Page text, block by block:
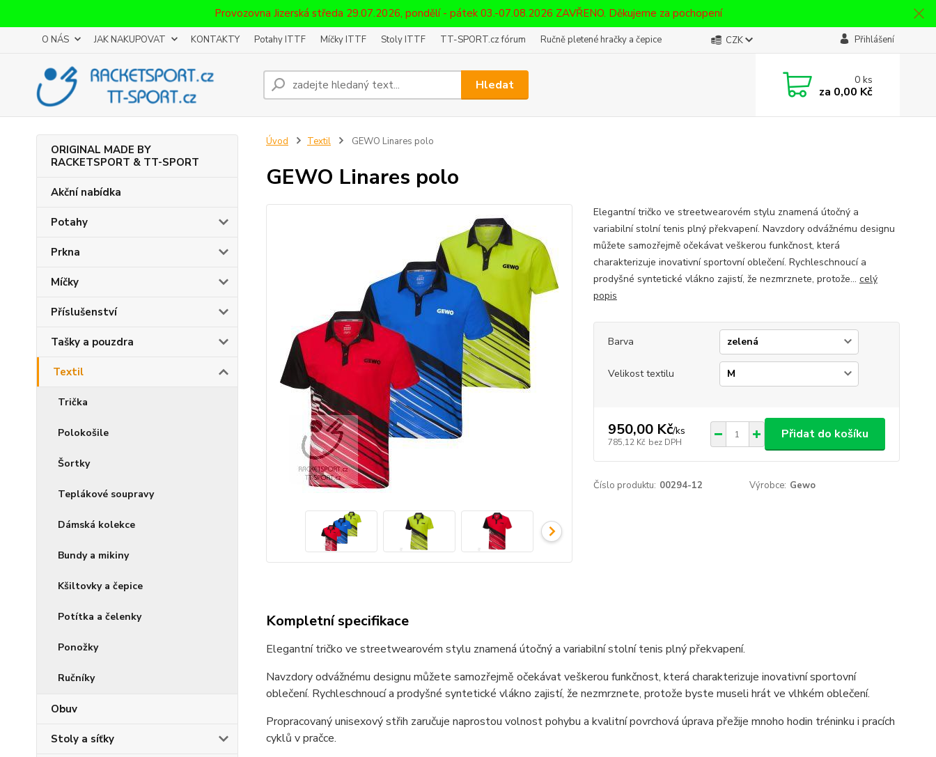
Provozovna Jizerská středa 29.07.2026, pondělí - pátek 03.-07.08.2026 ZAVŘENO. Děkujeme za pochopení
O NÁS JAK NAKUPOVAT KONTAKTY Potahy ITTF Míčky ITTF Stoly ITTF TT-SPORT.cz fórum Ručně pletené hračky a čepice CZK Přihlášení
Hledat 0ks
za 0,00 Kč
ORIGINAL MADE BY
RACKETSPORT & TT-SPORT
Akční nabídka
Potahy
Prkna
Míčky
Příslušenství
Tašky a pouzdra
Textil
Trička
Polokošile
Šortky
Teplákové soupravy
Dámská kolekce
Bundy a mikiny
Kšiltovky a čepice
Potítka a čelenky
Ponožky
Ručníky
Obuv
Stoly a síťky
Úvod Textil GEWO Linares polo
GEWO Linares polo
Elegantní tričko ve streetwearovém stylu znamená útočný a
variabilní stolní tenis plný překvapení. Navzdory odvážnému designu
můžete samozřejmě očekávat veškerou funkčnost, která
charakterizuje inovativní sportovní oblečení. Rychleschnoucí a
prodyšné syntetické vlákno zajistí, že nezmrznete, protože... celý
popis
Barva
Velikost textilu
950,00 Kč/ks
785,12 Kč bez DPH
Přidat do košíku
Číslo produktu: 00294-12 Výrobce: Gewo
Kompletní specifikace
Elegantní tričko ve streetwearovém stylu znamená útočný a variabilní stolní tenis plný překvapení.
Navzdory odvážnému designu můžete samozřejmě očekávat veškerou funkčnost, která charakterizuje inovativní sportovní
oblečení. Rychleschnoucí a prodyšné syntetické vlákno zajistí, že nezmrznete, protože byste museli hrát ve vlhkém oblečení.
Propracovaný unisexový střih zaručuje naprostou volnost pohybu a kvalitní povrchová úprava přežije mnoho hodin tréninku i pracích
cyklů v pračce.